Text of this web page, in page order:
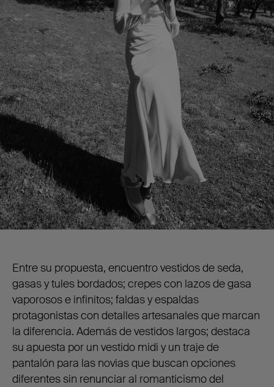
Entre su propuesta, encuentro vestidos de seda,
gasas y tules bordados; crepes con lazos de gasa
vaporosos e infinitos; faldas y espaldas
protagonistas con detalles artesanales que marcan
la diferencia. Además de vestidos largos; destaca
su apuesta por un vestido midi y un traje de
pantalón para las novias que buscan opciones
diferentes sin renunciar al romanticismo del